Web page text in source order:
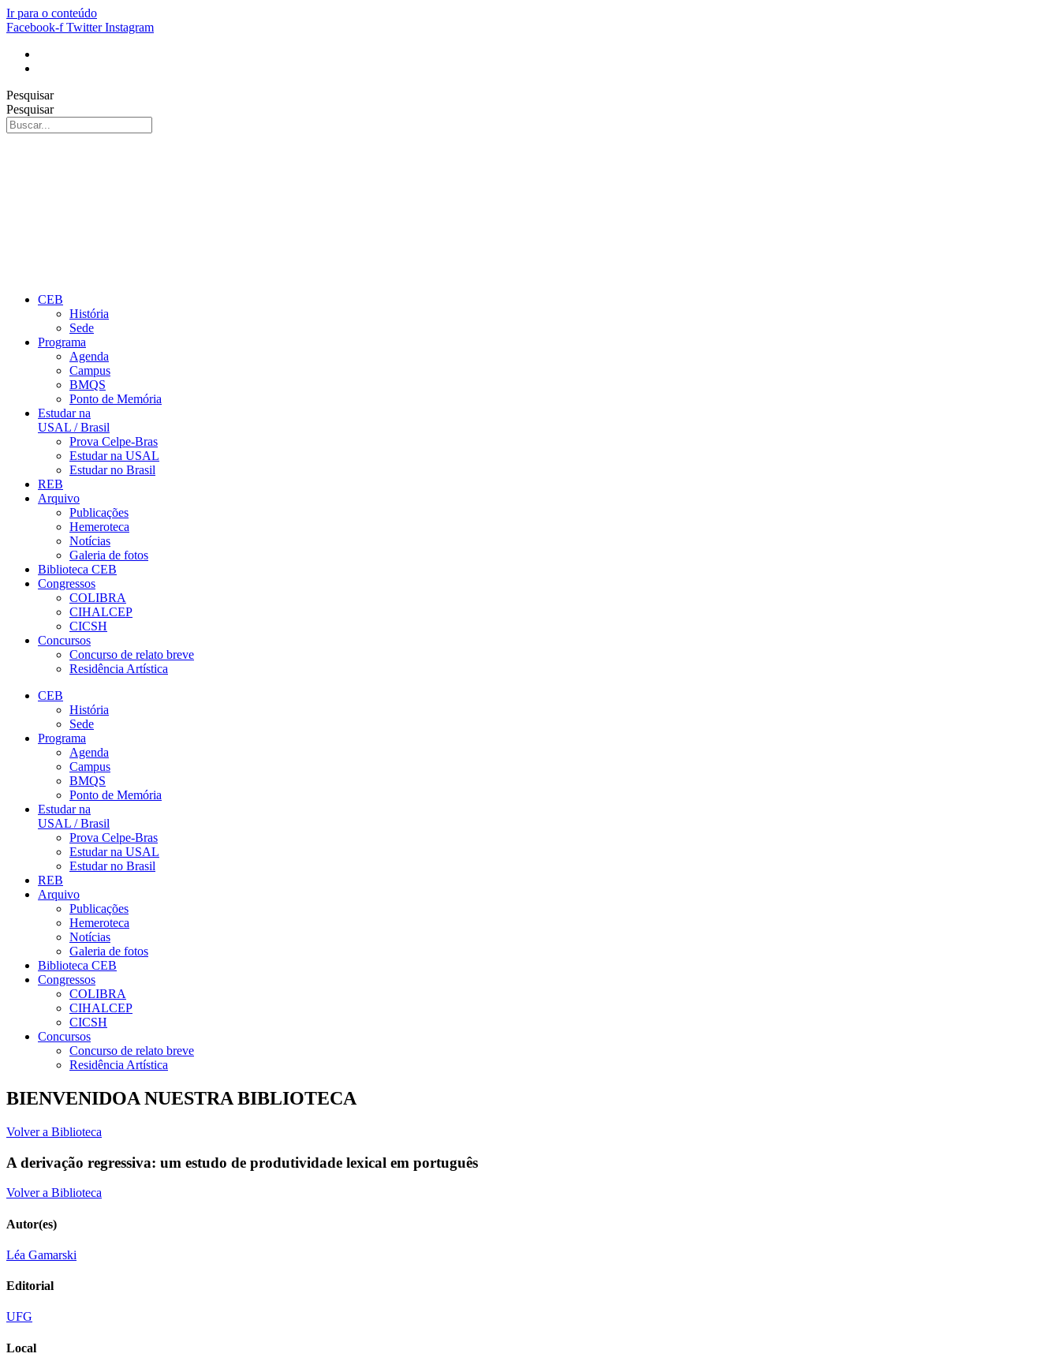
Ir para o conteúdo
Facebook-f Twitter Instagram
Pesquisar
Pesquisar
CEB
História
Sede
Programa
Agenda
Campus
BMQS
Ponto de Memória
Estudar na
USAL / Brasil
Prova Celpe-Bras
Estudar na USAL
Estudar no Brasil
REB
Arquivo
Publicações
Hemeroteca
Notícias
Galeria de fotos
Biblioteca CEB
Congressos
COLIBRA
CIHALCEP
CICSH
Concursos
Concurso de relato breve
Residência Artística
CEB
História
Sede
Programa
Agenda
Campus
BMQS
Ponto de Memória
Estudar na
USAL / Brasil
Prova Celpe-Bras
Estudar na USAL
Estudar no Brasil
REB
Arquivo
Publicações
Hemeroteca
Notícias
Galeria de fotos
Biblioteca CEB
Congressos
COLIBRA
CIHALCEP
CICSH
Concursos
Concurso de relato breve
Residência Artística
BIENVENIDOA NUESTRA BIBLIOTECA
Volver a Biblioteca
A derivação regressiva: um estudo de produtividade lexical em português
Volver a Biblioteca
Autor(es)
Léa Gamarski
Editorial
UFG
Local